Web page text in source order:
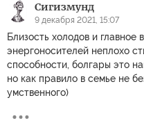
Сигизмунд
9 декабря 2021, 15:07
Близость холодов и
энергоносителей неплохо
способности, болгары это
но как правило в семье не
умственного)